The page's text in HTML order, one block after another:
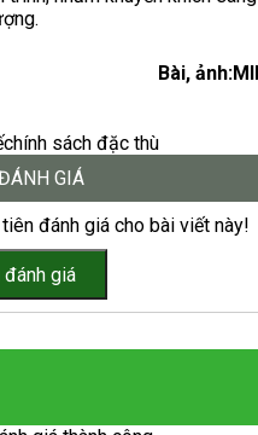
Bài,
chính sách đặc thù
GIÁ
đánh giá cho bài viết này!